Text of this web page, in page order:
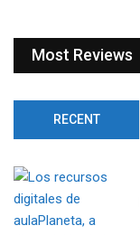
Most Reviews
RECENT